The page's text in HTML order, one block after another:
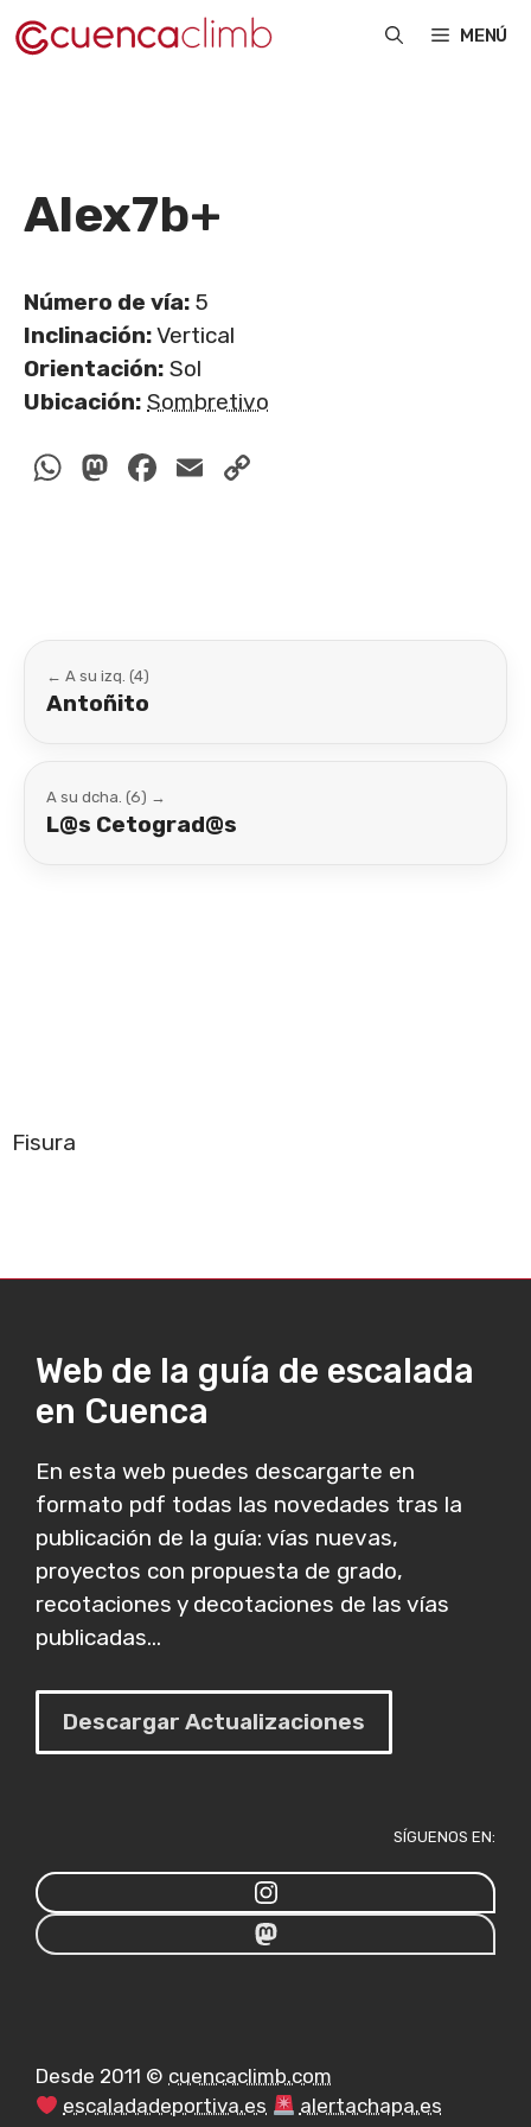
Saltar
al
MENÚ
Alex7b+
Número de vía: 5
Inclinación:Vertical
Orientación: Sol
Ubicación: Sombretivo
WhatsApp
Mastodon
Facebook
Email
← A su izq. (4)
Antoñito
A su dcha. (6) →
L@s Cetograd@s
Fisura
Web de la guía de escalada
en Cuenca
En esta web puedes descargarte en
formato pdf todas las novedades tras la
publicación de la guía: vías nuevas,
proyectos con propuesta de grado,
recotaciones y decotaciones de las vías
publicadas...
Descargar Actualizaciones
SÍGUENOS EN:
Desde 2011 © cuencaclimb.com
escaladadeportiva.es
alertachapa.es